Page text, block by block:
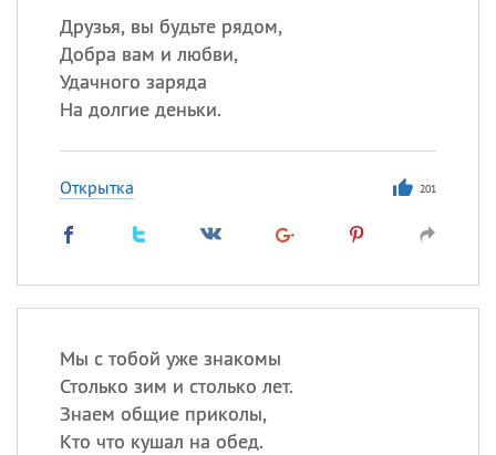
Друзья, вы будьте рядом,
Добра вам и любви,
Удачного заряда
На долгие деньки.
Открытка 201
Мы с тобой уже знакомы
Столько зим и столько лет.
Знаем общие приколы,
Кто что кушал на обед.